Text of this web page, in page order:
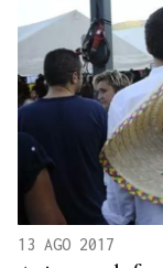
13 AGO 2017